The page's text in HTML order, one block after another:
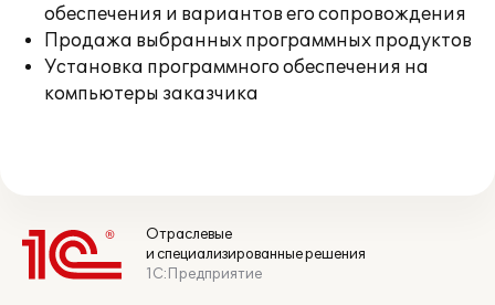
обеспечения и вариантов его сопровождения
Продажа выбранных программных продуктов
Установка программного обеспечения на
компьютеры заказчика
Отраслевые
и специализированные решения
1С:Предприятие